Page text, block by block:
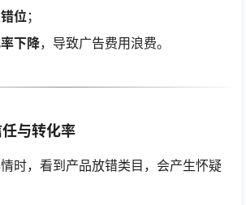
位 ；
下降，导致广告费用浪费。
与转化率
时，看到产品放错类目，会产生怀疑